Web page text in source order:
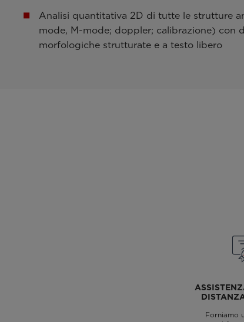
Analisi quantitativa 2D di tutte le strutture
mode, M-mode; doppler; calibrazione) con
morfologiche strutturate e a testo libero
Forniamo